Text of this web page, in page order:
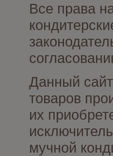
Все права
Данный
товаров
их
мучной